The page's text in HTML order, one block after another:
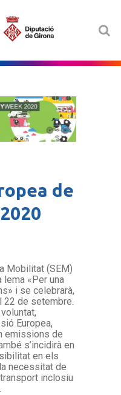
de
Mobilitat (SEM)
lema «Per una
i se celebrarà,
22 de setembre.
Europea,
emissions de
s’incidirà en
en els
necessitat de
inclosiu